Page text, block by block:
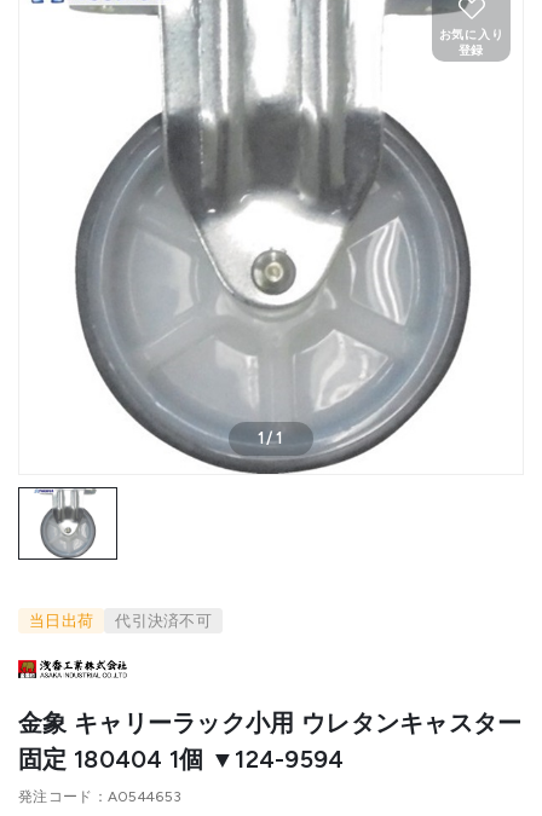
1/1
お気に入り
登録
当日出荷 代引決済不可
金象 キャリーラック小用 ウレタンキャスター
固定 180404 1個 ▼124-9594
発注コード A0544653